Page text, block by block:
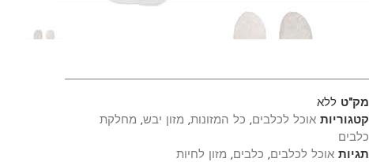
מק"ט ללא
קטגוריות אוכל לכלבים, כל המזונות, מזון יבש, מחלקת
כלבים
תגיות אוכל לכלבים, כלבים, מזון לחיות